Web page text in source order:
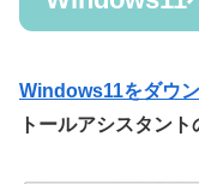
Windows11をダウ
トールアシスタン